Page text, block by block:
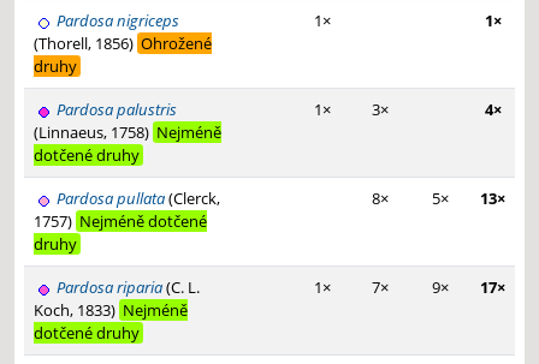
Pardosa nigriceps
(Thorell, 1856) Ohrožené
druhy
1× 1×
Pardosa palustris
(Linnaeus, 1758) Nejméně
dotčené druhy
1× 3× 4×
Pardosa pullata(Clerck,
1757) Nejméně dotčené
druhy
8× 5× 13×
Pardosa riparia(C. L.
Koch, 1833) Nejméně
dotčené druhy
1× 7× 9× 17×